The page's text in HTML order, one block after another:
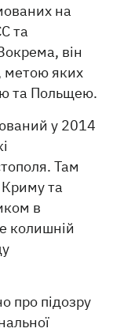
на
та
він
метою яких
та Польщею.
у 2014
Там
Криму та
в
колишній
про підозру